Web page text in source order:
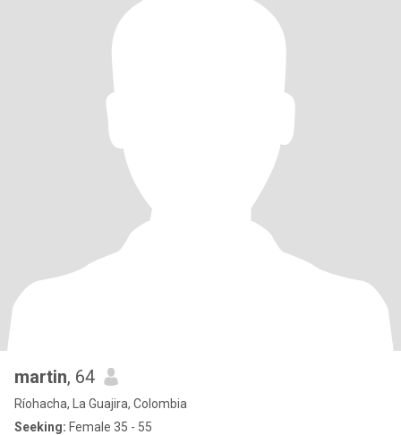
martin, 64
Ríohacha, La Guajira, Colombia
Seeking: Female 35 - 55